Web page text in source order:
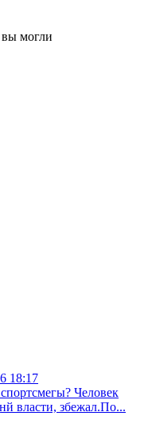
могли
18:17
Человек
власти, збежал.По...